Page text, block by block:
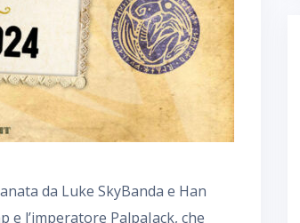
da Luke SkyBanda e Han
l’imperatore PalpaJack, che